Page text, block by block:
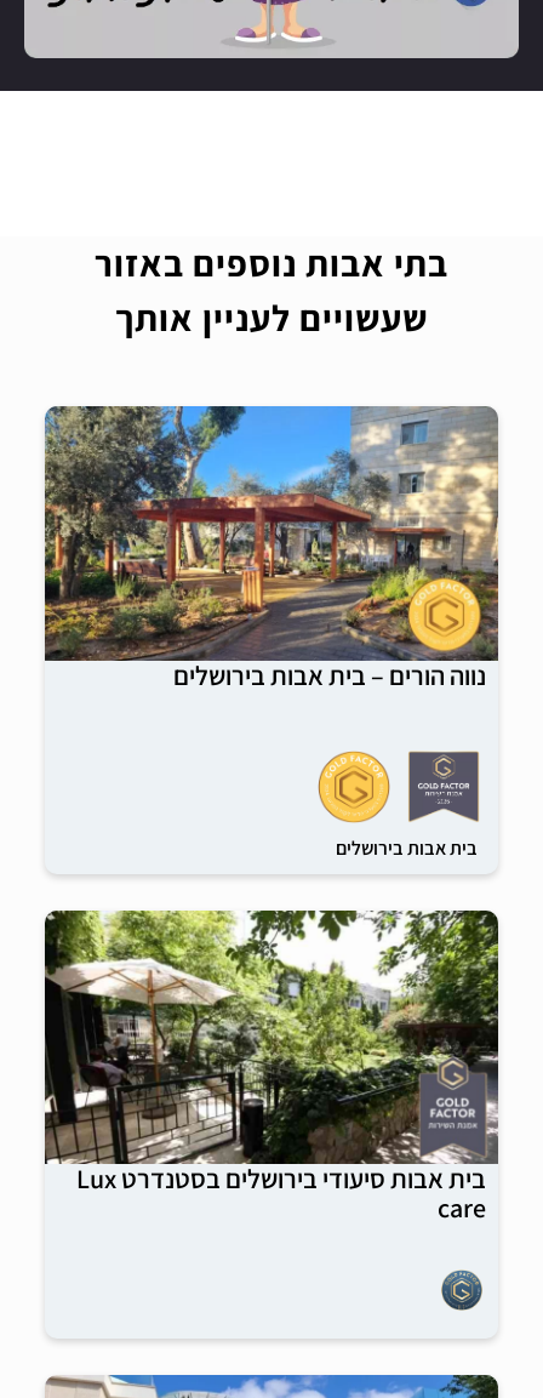
בתי אבות נוספים באזור
שעשויים לעניין אותך
נווה הורים – בית אבות בירושלים
בית אבות בירושלים
בית אבות סיעודי בירושלים בסטנדרט Lux
care